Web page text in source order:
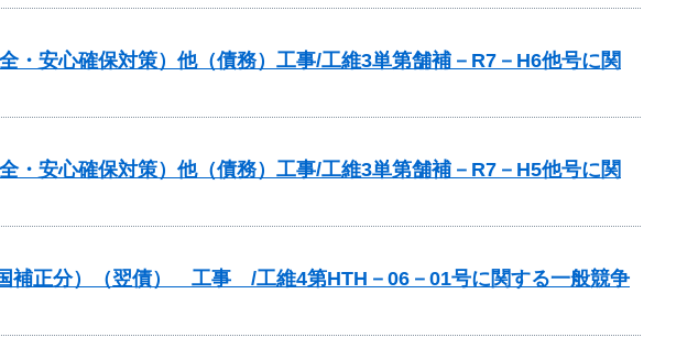
・安心確保対策）他（債務）工事/工維3単第舗補－R7－H6他号に関
・安心確保対策）他（債務）工事/工維3単第舗補－R7－H5他号に関
補正分）（翌債） 工事 /工維4第HTH－06－01号に関する一般競争